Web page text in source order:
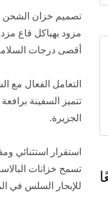
تصميم خزان الشحن
أقصى درجات السلامة
التعامل الفعال مع
تتميز السفينة
الجزيرة.
استقرار استثنائي
تسمح خزانات
للإبحار السلس في